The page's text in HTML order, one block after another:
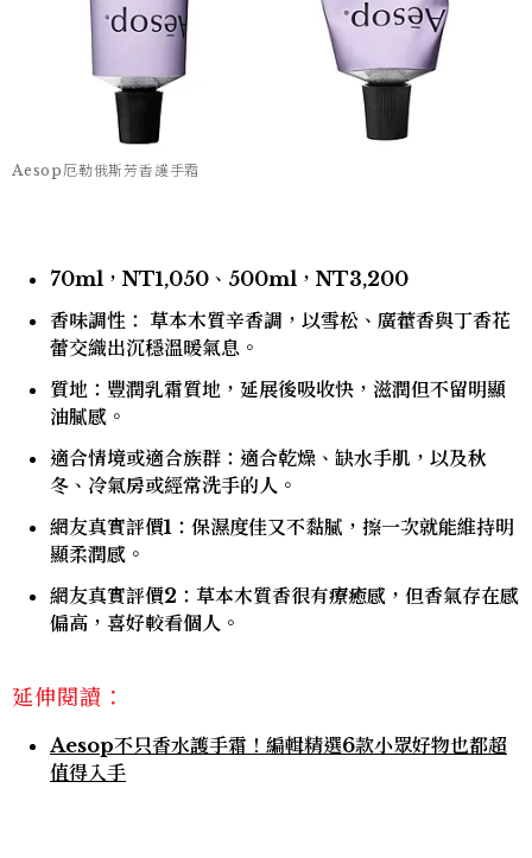
Aesop厄勒俄斯芳香護手霜
70ml，NT1,050、500ml，NT3,200
香味調性： 草本木質辛香調，以雪松、廣藿香與丁香花
蕾交織出沉穩溫暖氣息。
質地：豐潤乳霜質地，延展後吸收快，滋潤但不留明顯
油膩感。
適合情境或適合族群：適合乾燥、缺水手肌，以及秋
冬、冷氣房或經常洗手的人。
網友真實評價1：保濕度佳又不黏膩，擦一次就能維持明
顯柔潤感。
網友真實評價2：草本木質香很有療癒感，但香氣存在感
偏高，喜好較看個人。
延伸閱讀：
Aesop不只香水護手霜！編輯精選6款小眾好物也都超
值得入手